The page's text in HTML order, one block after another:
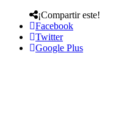
¡Compartir este!
Facebook
Twitter
Google Plus